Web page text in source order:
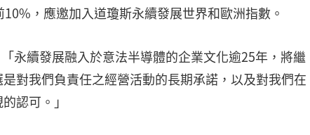
，應邀加入道瓊斯永續發展世界和歐洲指數。
永續發展融入於意法半導體的企業文化逾25年，將繼
對我們負責任之經營活動的長期承諾，以及對我們在
認可。」